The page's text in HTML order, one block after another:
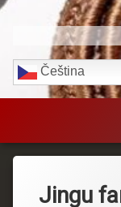
Čeština‎
Jingu